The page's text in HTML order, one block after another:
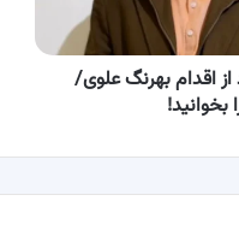
از اقدام بهرنگ علوی/
بخوانید!